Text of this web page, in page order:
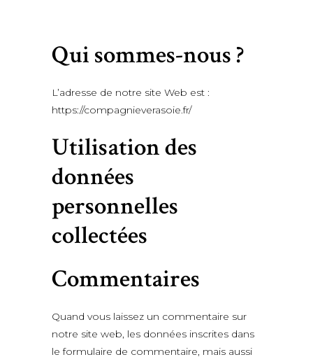
Qui sommes-nous ?
L’adresse de notre site Web est :
https://compagnieverasoie.fr/
Utilisation des
données
personnelles
collectées
Commentaires
Quand vous laissez un commentaire sur
notre site web, les données inscrites dans
le formulaire de commentaire, mais aussi